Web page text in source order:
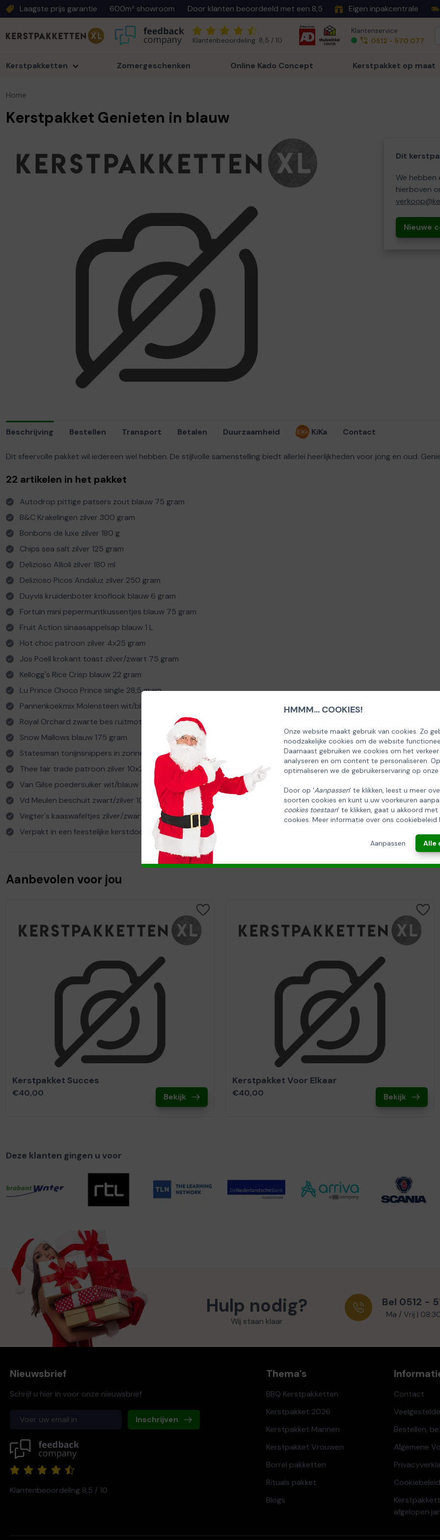
HMMM... COOKIES!
Onze website maakt gebruik van cookies. Zo
noodzakelijke cookies om de website
Daarnaast gebruiken we cookies om het
analyseren en om content te personaliseren.
optimaliseren we de gebruikerservaring op onze
Door op 'Aanpassen' te klikken, leest u meer
soorten cookies en kunt u uw voorkeuren
cookies toestaan' te klikken, gaat u akkoord
cookies. Meer informatie over ons cookiebeleid
Aanpassen Alle
Laagste prijs garantie 600m² showroom Door klanten beoordeeld met een 8,5 Eigen inpakcentrale
Klantenbeoordeling: 8,5 / 10
Klantenservice
0512 - 570 077
Kerstpakketten Zomergeschenken Online Kado Concept Kerstpakket op maat
Home
Kerstpakket Genieten in blauw
Dit
We hebben
hierboven
Nieuwe
Beschrijving Bestellen Transport Betalen Duurzaamheid KiKa Contact
Dit sfeervolle pakket wil iedereen wel hebben. De stijlvolle samenstelling biedt allerlei heerlijkheden voor jong en oud.
22 artikelen in het pakket
Autodrop pittige patsers zout blauw 75 gram
B&C Krakelingen zilver 300 gram
Bonbons de luxe zilver 180 g
Chips sea salt zilver 125 gram
Delizioso Allioli zilver 180 ml
Delizioso Picos Andaluz zilver 250 gram
Duyvis kruidenboter knoflook blauw 6 gram
Fortuin mini pepermuntkussentjes blauw 75 gram
Fruit Action sinaasappelsap blauw 1 L
Hot choc patroon zilver 4x25 gram
Jos Poell krokant toast zilver/zwart 75 gram
Kellogg's Rice Crisp blauw 22 gram
Lu Prince Choco Prince single 28,5 gram
Pannenkoekmix Molensteen wit/blauw 400 gram
Royal Orchard zwarte bes ruitmotief zilver 225 g
Snow Mallows blauw 175 gram
Statesman tonijnsnippers in zonnebloemolie 185 g
Thee fair trade patroon zilver 10x2 gram
Van Gilse poedersuiker wit/blauw 125 gram
Vd Meulen beschuit zwart/zilver 100 gram
Vegter's kaaswafeltjes zilver/zwart 100 gram
Verpakt in een feestelijke kerstdoos
Aanbevolen voor jou
Kerstpakket Succes
€40,00 Bekijk
Kerstpakket Voor Elkaar
€40,00 Bekijk
Deze klanten gingen u voor
Hulp nodig?
Wij staan klaar
Bel 0512 -
Ma / Vrij |
Nieuwsbrief
Schrijf u hier in voor onze nieuwsbrief
Inschrijven
Klantenbeoordeling 8,5 / 10
Thema's
BBQ Kerstpakketten
Kerstpakket 2026
Kerstpakket Mannen
Kerstpakket Vrouwen
Borrel pakketten
Rituals pakket
Blogs
Contact
Bestellen,
Algemene
afgelopen
EN ONTVANG 5% KORTING OP DE
HUISCOLLECTIE KERSTPAKKETTEN
Email
INSCHRIJVEN!